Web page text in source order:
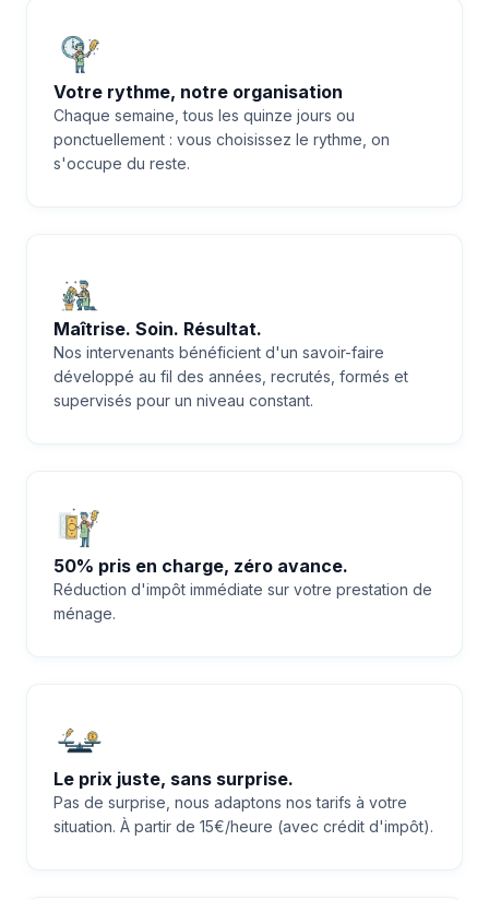
Votre rythme, notre organisation
Chaque semaine, tous les quinze jours ou
ponctuellement : vous choisissez le rythme, on
s'occupe du reste.
Maîtrise. Soin. Résultat.
Nos intervenants bénéficient d'un savoir-faire
développé au fil des années, recrutés, formés et
supervisés pour un niveau constant.
50% pris en charge, zéro avance.
Réduction d'impôt immédiate sur votre prestation de
ménage.
Le prix juste, sans surprise.
Pas de surprise, nous adaptons nos tarifs à votre
situation. À partir de 15€/heure (avec crédit d'impôt).